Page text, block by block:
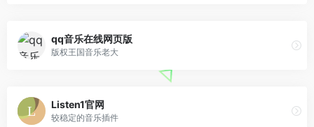
qq音乐在线网页版
版权王国音乐老大
Listen1官网
较稳定的音乐插件